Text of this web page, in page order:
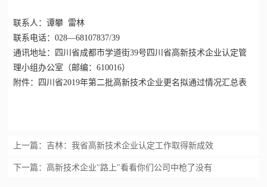
联系人：谭攀 雷林
联系电话：028—68107837/39
通讯地址：四川省成都市学道街39号四川省高新技术企业认定管
理小组办公室（邮编：610016）
附件：四川省2019年第二批高新技术企业更名拟通过情况汇总表
上一篇： 吉林：我省高新技术企业认定工作取得新成效
下一篇： 高新技术企业"路上"看看你们公司中枪了没有